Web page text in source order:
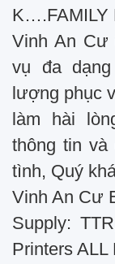
K….FAMILY
Vinh An Cư
vụ đa
lượng phục
làm hài
thông tin
tình, Quý
Vinh An Cư
Supply:
Printers ALL